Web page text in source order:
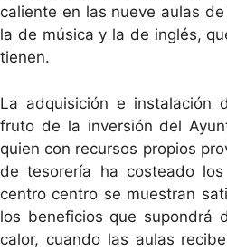
caliente en las nueve aulas
la de música y la de inglés,
tienen.
La adquisición e instalación
fruto de la inversión del
quien con recursos propios
de tesorería ha costeado
centro centro se muestran
los beneficios que supondrá
calor, cuando las aulas